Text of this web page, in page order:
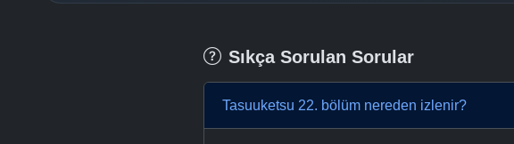
Sıkça Sorulan Sorular
Tasuuketsu 22. bölüm nereden izlenir?